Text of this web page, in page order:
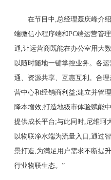
在节目中,总经理聂庆峰介
端微信小程序端和PC端运营管
通,让运营商既能在办公室用大
以随时随地一键掌控业务。各
通、资源共享、互惠互利。合
营中心和经销商利益;建立并管
降本增效;打造地级市体验赋能
提供成长平台;与此同时,尼维珂
以物联净水端为流量入口,通过
景打造,为满足用户需求不断提
行业物联生态。”